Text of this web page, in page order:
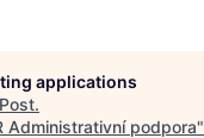
applications
.
Administrativní podpora"